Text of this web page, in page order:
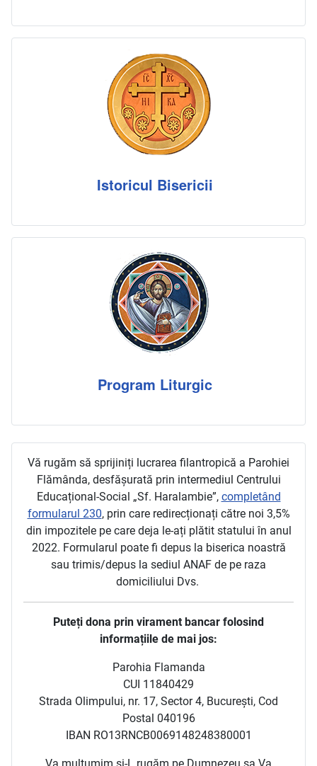
Istoricul Bisericii
Program Liturgic
Vă rugăm să sprijiniți lucrarea filantropică a Parohiei
Flămânda, desfășurată prin intermediul Centrului
Educațional-Social „Sf. Haralambie”, completând
formularul 230, prin care redirecționați către noi 3,5%
din impozitele pe care deja le-ați plătit statului în anul
2022. Formularul poate fi depus la biserica noastră
sau trimis/depus la sediul ANAF de pe raza
domiciliului Dvs.
Puteți dona prin virament bancar folosind
informațiile de mai jos:
Parohia Flamanda
CUI 11840429
Strada Olimpului, nr. 17, Sector 4, București, Cod
Postal 040196
IBAN RO13RNCB0069148248380001